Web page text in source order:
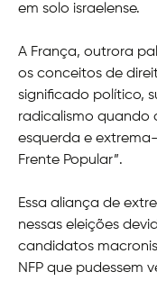
em solo israelense.
A França, outrora
os conceitos de
significado político,
radicalismo quando
esquerda e
Frente Popular”.
Essa aliança de
nessas eleições
candidatos
NFP que pudessem